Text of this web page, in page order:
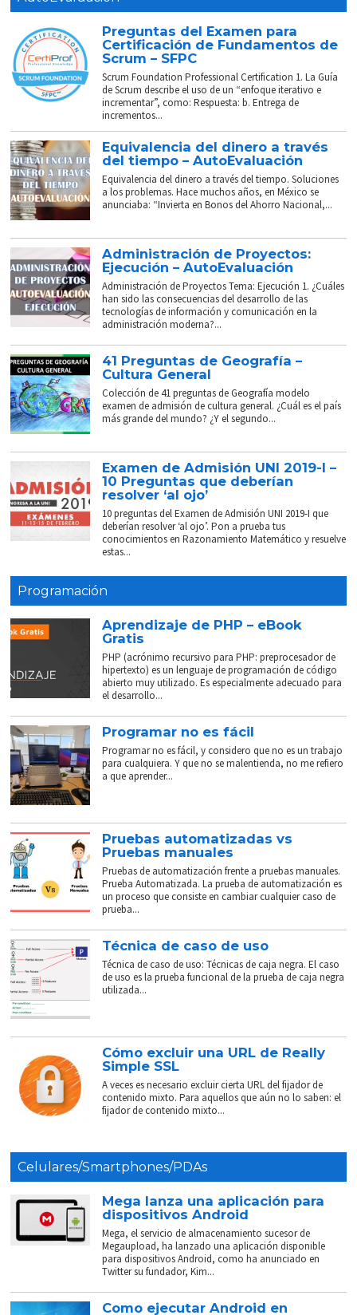
Preguntas del Examen para
Certificación de Fundamentos de
Scrum – SFPC
Scrum Foundation Professional Certification 1. La Guía
de Scrum describe el uso de un “enfoque iterativo e
incrementar”, como: Respuesta: b. Entrega de
incrementos...
Equivalencia del dinero a través
del tiempo – AutoEvaluación
Equivalencia del dinero a través del tiempo. Soluciones
a los problemas. Hace muchos años, en México se
anunciaba: “Invierta en Bonos del Ahorro Nacional,...
Administración de Proyectos:
Ejecución – AutoEvaluación
Administración de Proyectos Tema: Ejecución 1. ¿Cuáles
han sido las consecuencias del desarrollo de las
tecnologías de información y comunicación en la
administración moderna?...
41 Preguntas de Geografía –
Cultura General
Colección de 41 preguntas de Geografía modelo
examen de admisión de cultura general. ¿Cuál es el país
más grande del mundo? ¿Y el segundo...
Examen de Admisión UNI 2019-I –
10 Preguntas que deberían
resolver ‘al ojo’
10 preguntas del Examen de Admisión UNI 2019-I que
deberían resolver ‘al ojo’. Pon a prueba tus
conocimientos en Razonamiento Matemático y resuelve
estas...
Programación
Aprendizaje de PHP – eBook
Gratis
PHP (acrónimo recursivo para PHP: preprocesador de
hipertexto) es un lenguaje de programación de código
abierto muy utilizado. Es especialmente adecuado para
el desarrollo...
Programar no es fácil
Programar no es fácil, y considero que no es un trabajo
para cualquiera. Y que no se malentienda, no me refiero
a que aprender...
Pruebas automatizadas vs
Pruebas manuales
Pruebas de automatización frente a pruebas manuales.
Prueba Automatizada. La prueba de automatización es
un proceso que consiste en cambiar cualquier caso de
prueba...
Técnica de caso de uso
Técnica de caso de uso: Técnicas de caja negra. El caso
de uso es la prueba funcional de la prueba de caja negra
utilizada...
Cómo excluir una URL de Really
Simple SSL
A veces es necesario excluir cierta URL del fijador de
contenido mixto. Para aquellos que aún no lo saben: el
fijador de contenido mixto...
Celulares/Smartphones/PDAs
Mega lanza una aplicación para
dispositivos Android
Mega, el servicio de almacenamiento sucesor de
Megaupload, ha lanzado una aplicación disponible
para dispositivos Android, como ha anunciado en
Twitter su fundador, Kim...
Como ejecutar Android en